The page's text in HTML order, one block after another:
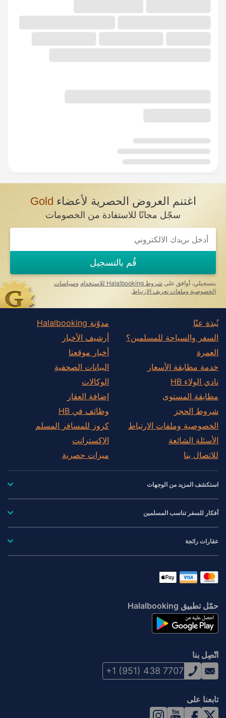
اغتنم العروض الحصرية لأعضاءGold
سجّل مجانًا للاستفادة من الخصومات
قُم بالتسجيل
بتسجيلي، أوافق على شروط Halalbooking للاستخدام وسياسات
الخصوصية وملفات تعريف الارتباط .
نُبذة عنّا
السفر والسياحة للمسلمين؟
العمرة
خدمة مطابقة الأسعار
نادي الولاء HB
مطابقة المستوى
شروط الحجز
الخصوصية وملفات الارتباط
الأسئلة الشائعة
للاتصال بنا
مدوّنة Halalbooking
أرشيف الأخبار
أخبار موقعنا
البيانات الصحفية
الوكالات
إضافة العقار
وظائف في HB
كروز للمسافر المسلم
الإكسترانت
ميزات حصرية
استكشف المزيد من الوجهات
أفكار للسفر تناسب المسلمين
عقارات رائجة
حمّل تطبيق Halalbooking
اتّصِل بنا
+1 (951) 438 7707
تابعنا على